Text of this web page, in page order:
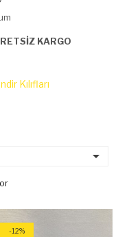
KARGO
Kılıfları

-12%